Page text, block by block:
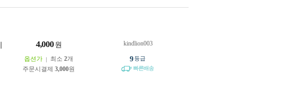
4,000 원
옵션가 최소 2개
주문시결제 3,000원
kindlion003
9등급
빠른배송